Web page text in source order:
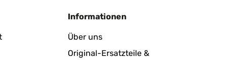
Informationen
Über uns
Original-Ersatzteile &